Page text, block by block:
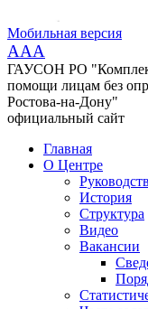
Мобильная версия
AAA
ГАУСОН РО
помощи лицам без
Ростова-на-Дону"
официальный сайт
Главная
О Центре
История
Структура
Видео
Вакансии